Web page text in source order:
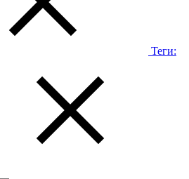
Теги: